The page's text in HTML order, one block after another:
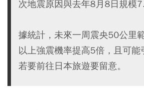
次地震原因與去年8月8日規模
據統計，未來一周震央50公里
以上強震機率提高5倍，且可能
若要前往日本旅遊要留意。